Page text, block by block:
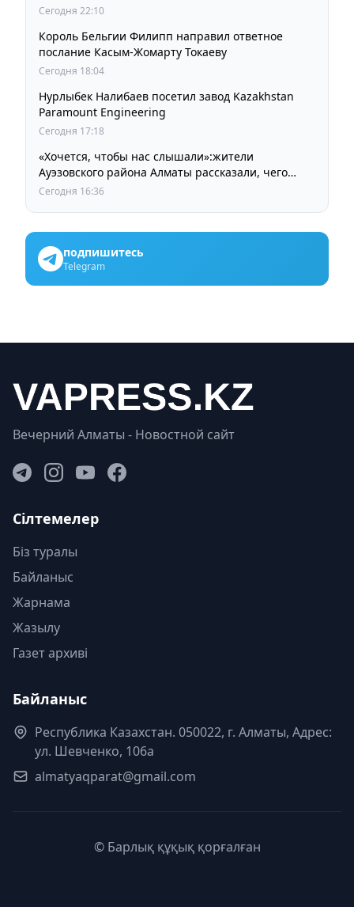
Сегодня 22:10
Король Бельгии Филипп направил ответное
послание Касым-Жомарту Токаеву
Сегодня 18:04
Нурлыбек Налибаев посетил завод Kazakhstan
Paramount Engineering
Сегодня 17:18
«Хочется, чтобы нас слышали»:жители
Ауэзовского района Алматы рассказали, чего
ждут от выборов депутатов Курултая
Сегодня 16:36
подпишитесь
Telegram
Вечерний Алматы - Новостной сайт
Сілтемелер
Біз туралы
Байланыс
Жарнама
Жазылу
Газет архиві
Байланыс
Республика Казахстан. 050022, г. Алматы, Адрес:
ул. Шевченко, 106а
almatyaqparat@gmail.com
© Барлық құқық қорғалған